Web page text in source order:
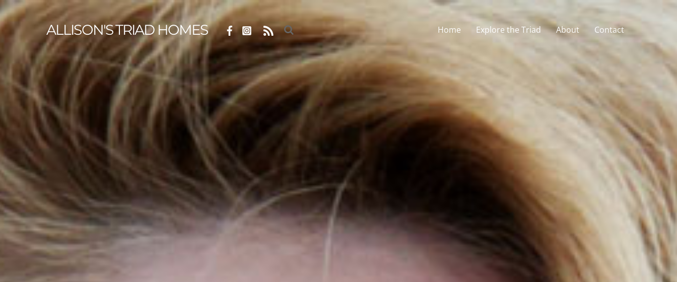
ALLISON'S TRIAD HOMES RSS Home Explore the Triad About Contact